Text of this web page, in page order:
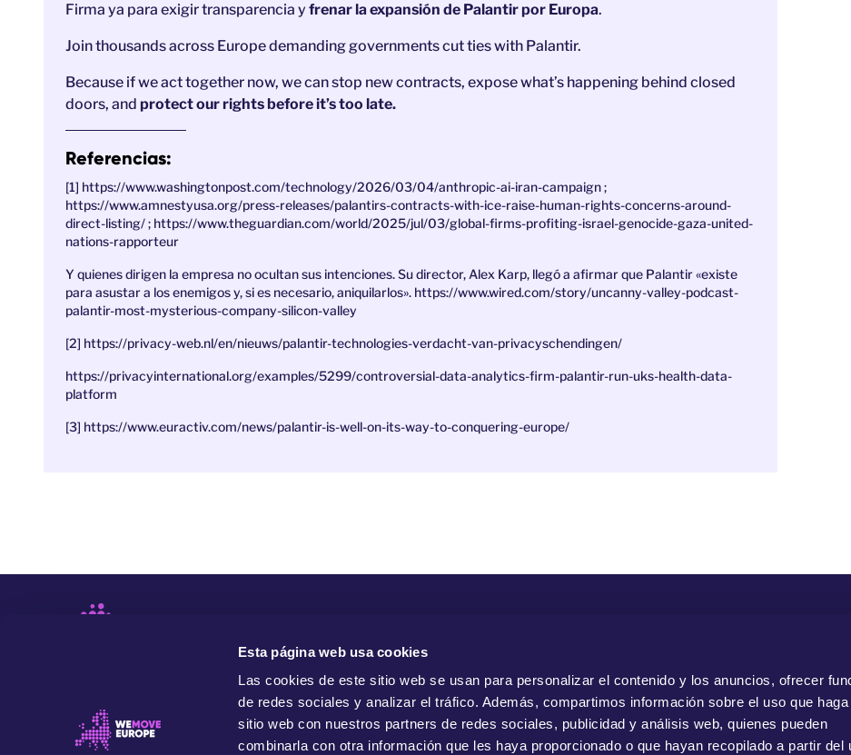
Esta página web usa cookies
Las cookies de este sitio web se usan para personalizar el contenido y los anuncios, ofrecer
de redes sociales y analizar el tráfico. Además, compartimos información sobre el uso que haga
sitio web con nuestros partners de redes sociales, publicidad y análisis web, quienes pueden
combinarla con otra información que les haya proporcionado o que hayan recopilado a partir del
Firma ya para exigir transparencia y frenar la expansión de Palantir por Europa.
Join thousands across Europe demanding governments cut ties with Palantir.
Because if we act together now, we can stop new contracts, expose what’s happening behind closed
doors, and protect our rights before it’s too late.
Referencias:
[1] https://www.washingtonpost.com/technology/2026/03/04/anthropic-ai-iran-campaign ;
https://www.amnestyusa.org/press-releases/palantirs-contracts-with-ice-raise-human-rights-concerns-around-
direct-listing/ ; https://www.theguardian.com/world/2025/jul/03/global-firms-profiting-israel-genocide-gaza-united-
nations-rapporteur
Y quienes dirigen la empresa no ocultan sus intenciones. Su director, Alex Karp, llegó a afirmar que Palantir «existe
para asustar a los enemigos y, si es necesario, aniquilarlos». https://www.wired.com/story/uncanny-valley-podcast-
palantir-most-mysterious-company-silicon-valley
[2] https://privacy-web.nl/en/nieuws/palantir-technologies-verdacht-van-privacyschendingen/
https://privacyinternational.org/examples/5299/controversial-data-analytics-firm-palantir-run-uks-health-data-
platform
[3] https://www.euractiv.com/news/palantir-is-well-on-its-way-to-conquering-europe/